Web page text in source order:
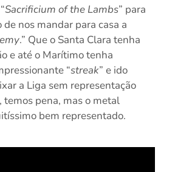
Sacrificium of the Lambs” para
de nos mandar para casa a
.” Que o Santa Clara tenha
e até o Marítimo tenha
“streak” e ido
a Liga sem representação
temos pena, mas o metal
bem representado.